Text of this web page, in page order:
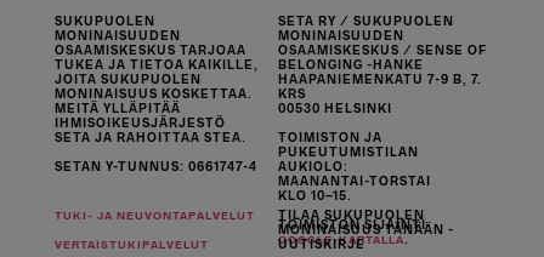
SUKUPUOLEN
MONINAISUUDEN
OSAAMISKESKUS TARJOAA
TUKEA JA TIETOA KAIKILLE,
JOITA SUKUPUOLEN
MONINAISUUS KOSKETTAA.
MEITÄ YLLÄPITÄÄ
IHMISOIKEUSJÄRJESTÖ
SETA JA RAHOITTAA STEA.
SETAN Y-TUNNUS: 0661747-4
SETA RY / SUKUPUOLEN
MONINAISUUDEN
OSAAMISKESKUS / SENSE OF
BELONGING -HANKE
HAAPANIEMENKATU 7-9 B, 7.
KRS
00530 HELSINKI
TOIMISTON JA
PUKEUTUMISTILAN
AUKIOLO:
MAANANTAI-TORSTAI
KLO 10–15.
TOIMISTON SIJAINTI
GOOGLE-KARTALLA
TUKI- JA NEUVONTAPALVELUT
VERTAISTUKIPALVELUT
TILAA SUKUPUOLEN
MONINAISUUS TÄNÄÄN -
UUTISKIRJE